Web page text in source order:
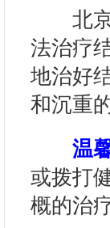
北京
法治疗
地治好
和沉重
温
或拨打
概的治